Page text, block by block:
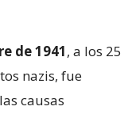
de 1941, a los 25
nazis, fue
causas